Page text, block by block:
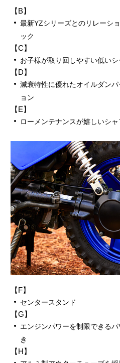
【B】
最新YZシリーズとのリレーシ
ック
【C】
お子様が取り回しやすい低いシ
【D】
減衰特性に優れたオイルダン
ョン
【E】
ローメンテナンスが嬉しいシ
【F】
センタースタンド
【G】
エンジンパワーを制限できる
き
【H】